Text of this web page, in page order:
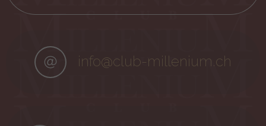
info@club-millenium.ch